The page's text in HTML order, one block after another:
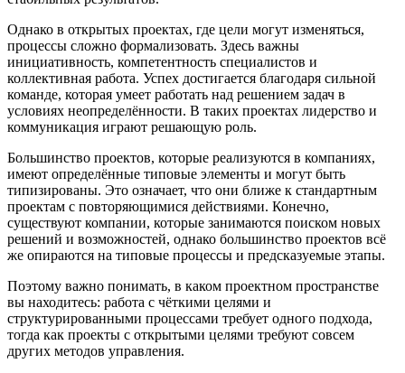
Однако в открытых проектах, где цели могут изменяться,
процессы сложно формализовать. Здесь важны
инициативность, компетентность специалистов и
коллективная работа. Успех достигается благодаря сильной
команде, которая умеет работать над решением задач в
условиях неопределённости. В таких проектах лидерство и
коммуникация играют решающую роль.
Большинство проектов, которые реализуются в компаниях,
имеют определённые типовые элементы и могут быть
типизированы. Это означает, что они ближе к стандартным
проектам с повторяющимися действиями. Конечно,
существуют компании, которые занимаются поиском новых
решений и возможностей, однако большинство проектов всё
же опираются на типовые процессы и предсказуемые этапы.
Поэтому важно понимать, в каком проектном пространстве
вы находитесь: работа с чёткими целями и
структурированными процессами требует одного подхода,
тогда как проекты с открытыми целями требуют совсем
других методов управления.